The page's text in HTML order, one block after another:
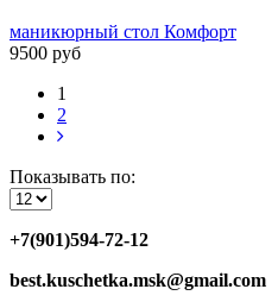
маникюрный стол Комфорт
9500 руб
1
2
Показывать по:
+7(901)594-72-12
best.kuschetka.msk@gmail.com